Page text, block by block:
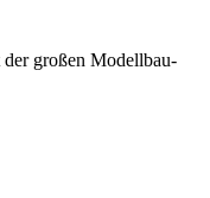
großen Modellbau-